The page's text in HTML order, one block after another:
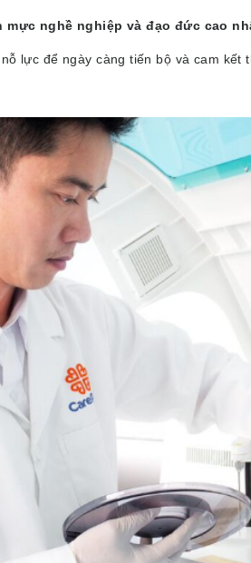
mực nghề nghiệp và đạo đức cao
lực để ngày càng tiến bộ và cam kết